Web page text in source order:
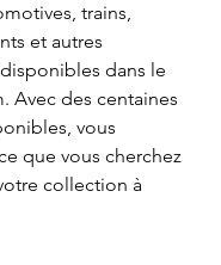
trains,
et autres
dans le
Avec des centaines
vous
que vous cherchez
collection à